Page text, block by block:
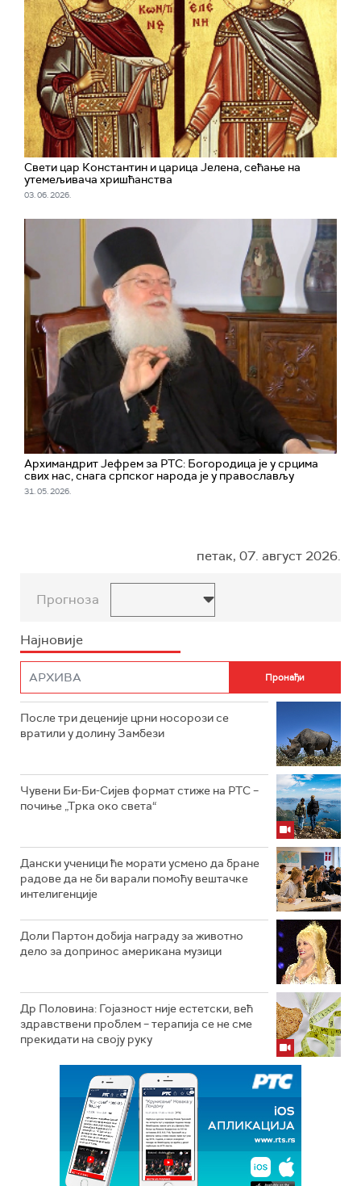
Свети цар Константин и царица Јелена, сећање на
утемељивача хришћанства
03. 06. 2026.
Архимандрит Јефрем за РТС: Богородица је у срцима
свих нас, снага српског народа је у православљу
31. 05. 2026.
петак, 07. август 2026.
Прогноза
Најновије
После три деценије црни носорози се
вратили у долину Замбези
Чувени Би-Би-Сијев формат стиже на РТС –
почиње „Трка око света“
Дански ученици ће морати усмено да бране
радове да не би варали помоћу вештачке
интелигенције
Доли Партон добија награду за животно
дело за допринос американа музици
Др Половина: Гојазност није естетски, већ
здравствени проблем – терапија се не сме
прекидати на своју руку